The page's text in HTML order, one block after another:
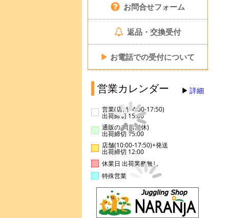
お問合せフォーム
返品・交換受付
▶ お電話での受付について
営業カレンダー 詳細
営業(店舗14:00-17:50)
出荷締切 15:00
通販のみ(店舗休)
出荷締切 15:00
店舗(10:00-17:50)+発送
出荷締切 12:00
休業日 出荷業務無し
特殊営業